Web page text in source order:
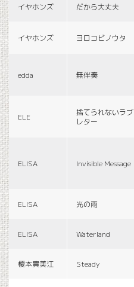
イヤホンズ だから大丈夫
イヤホンズ ヨロコビノウタ
edda 無伴奏
ELE
捨てられないラブ
レター
ELISA Invisible Message
ELISA 光の雨
ELISA Waterland
榎本貴美江 Steady